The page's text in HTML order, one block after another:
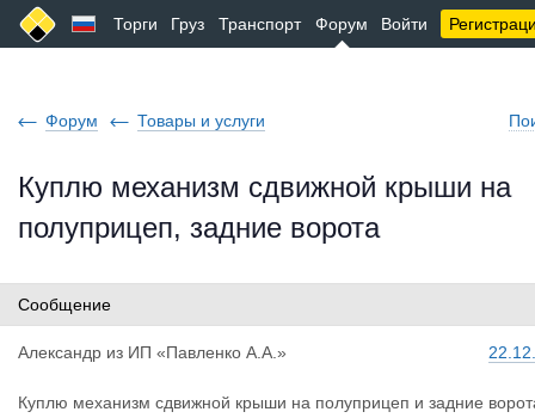
Торги Груз Транспорт Форум Войти
Форум Товары и услуги
Куплю механизм сдвижной крыши на
полуприцеп, задние ворота
Сообщение
Александр из ИП «Павленко А.А.»
Куплю механизм сдвижной крыши на полуприцеп и задние